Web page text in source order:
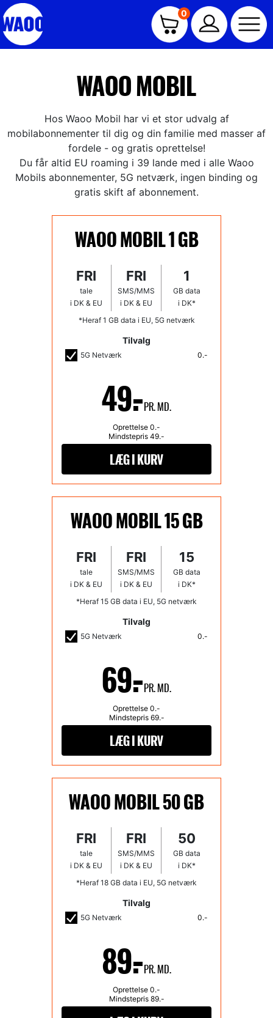
0
WAOO MOBIL
Hos Waoo Mobil har vi et stor udvalg af
mobilabonnementer til dig og din familie med masser af
fordele - og gratis oprettelse!
Du får altid EU roaming i 39 lande med i alle Waoo
Mobils abonnementer, 5G netværk, ingen binding og
gratis skift af abonnement.
WAOO MOBIL 1 GB
FRI
tale
i DK & EU
FRI
SMS/MMS
i DK & EU
1
GB data
i DK*
*Heraf 1 GB data i EU, 5G netværk
Tilvalg
0.-
5G Netværk
49.-PR. MD.
Oprettelse 0.-
Mindstepris 49.-
WAOO MOBIL 15 GB
FRI
tale
i DK & EU
FRI
SMS/MMS
i DK & EU
15
GB data
i DK*
*Heraf 15 GB data i EU, 5G netværk
Tilvalg
0.-
5G Netværk
69.-PR. MD.
Oprettelse 0.-
Mindstepris 69.-
WAOO MOBIL 50 GB
FRI
tale
i DK & EU
FRI
SMS/MMS
i DK & EU
50
GB data
i DK*
*Heraf 18 GB data i EU, 5G netværk
Tilvalg
0.-
5G Netværk
89.-PR. MD.
Oprettelse 0.-
Mindstepris 89.-